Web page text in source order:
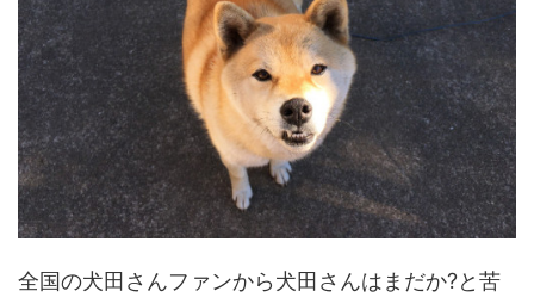
全国の犬田さんファンから犬田さんはまだか?と苦